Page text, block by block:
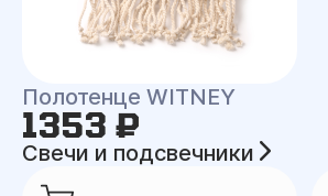
Полотенце WITNEY
1353 ₽
Свечи и подсвечники